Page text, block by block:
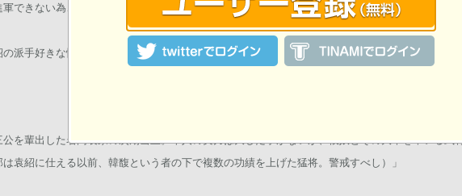
できない為、今度はおそらく南方へと進軍し、次なる標的は自分達、もしくは劉備達が治める
の派手好きな性格を軍内の誰よりも理解している華琳自身はここを最優先で攻めてくる事を推測
公を輩出した名門袁家の次期当主。本人の実力は大した事がないが、彼奴とその大軍を率いる
袁紹に仕える以前、韓馥という者の下で複数の功績を上げた猛将。警戒すべし）」